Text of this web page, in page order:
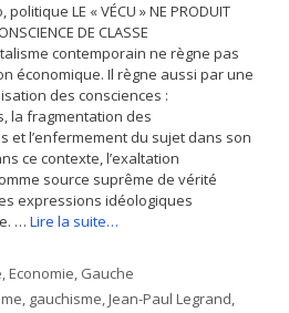
LE « VÉCU » NE PRODUIT
DE CLASSE
contemporain ne règne pas
économique. Il règne aussi par une
des consciences :
la fragmentation des
et l’enfermement du sujet dans son
ce contexte, l’exaltation
source suprême de vérité
expressions idéologiques
… Lire la suite…
,Economie, Gauche
, gauchisme,Jean-Paul Legrand,